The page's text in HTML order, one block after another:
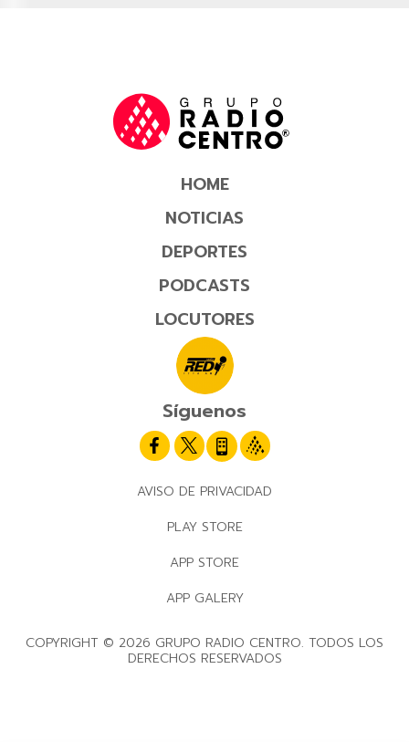
HOME
NOTICIAS
DEPORTES
PODCASTS
LOCUTORES
Síguenos
AVISO DE PRIVACIDAD
PLAY STORE
APP STORE
APP GALERY
COPYRIGHT © 2026 GRUPO RADIO CENTRO. TODOS LOS
DERECHOS RESERVADOS